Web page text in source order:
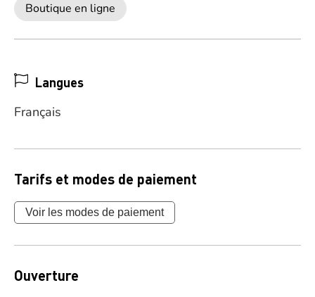
Boutique en ligne
Langues
Français
Tarifs et modes de paiement
Voir les modes de paiement
Ouverture